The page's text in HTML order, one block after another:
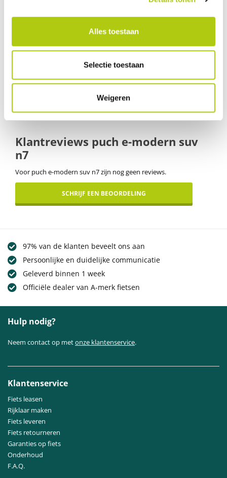
Alles toestaan
Selectie toestaan
Weigeren
een strakke en moderne uitstraling. De geïntegreerde accu zorgt voor
een verfijnd design, en het frame biedt de nodige stabiliteit en
eigentijds design, ideaal voor wie zowel kracht als stijl zoekt.
in de kleuren Glossy Basalt Grey, Silk Grey Matt en Deep Blue Glossy.
Klantreviews puch e-modern suv
n7
Voor puch e-modern suv n7 zijn nog geen reviews.
SCHRIJF EEN BEOORDELING
97% van de klanten beveelt ons aan
Persoonlijke en duidelijke communicatie
Geleverd binnen 1 week
Officiële dealer van A-merk fietsen
Hulp nodig?
Neem contact op metonze klantenservice.
Klantenservice
Fiets leasen
Rijklaar maken
Fiets leveren
Fiets retourneren
Garanties op fiets
Onderhoud
F.A.Q.